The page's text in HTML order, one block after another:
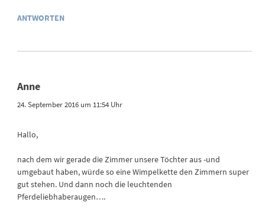
ANTWORTEN
Anne
24. September 2016 um 11:54 Uhr
Hallo,
nach dem wir gerade die Zimmer unsere Töchter aus -und
umgebaut haben, würde so eine Wimpelkette den Zimmern super
gut stehen. Und dann noch die leuchtenden
Pferdeliebhaberaugen….